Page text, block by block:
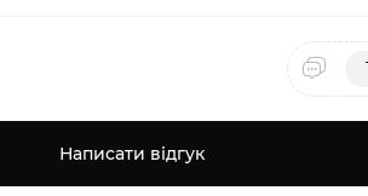
Написати відгук